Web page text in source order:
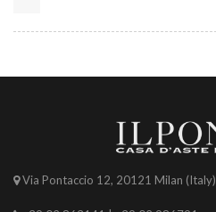
Via Pontaccio 12, 20121 Milan (Italy)